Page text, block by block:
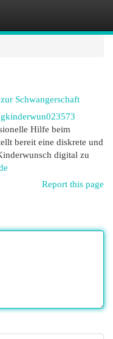
Schwangerschaft
Hilfe beim
bereit eine diskrete und
digital zu
Report this page